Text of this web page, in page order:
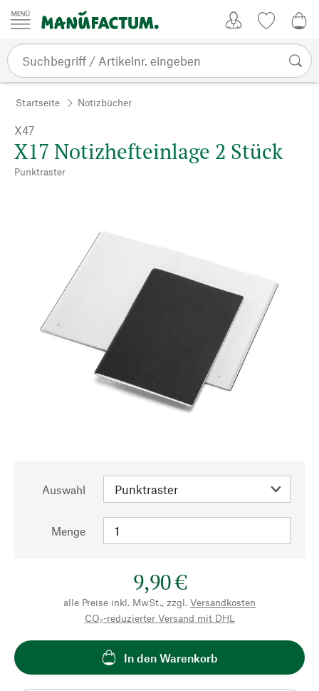
Zum Inhalt springen
Startseite Notizbücher
X47
X17 Notizhefteinlage 2 Stück
Punktraster
Auswahl
Menge
9,90 €
alle Preise inkl. MwSt., zzgl. Versandkosten
CO₂-reduzierter Versand mit DHL
In den Warenkorb